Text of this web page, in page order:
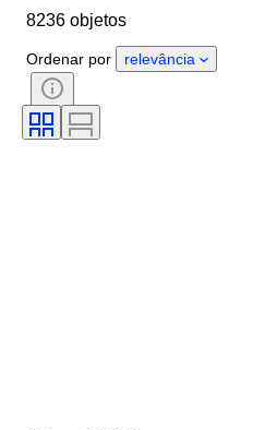
Género
Certificação
Corte
Pureza
Gama de cores
Tamanho no artigo
8236 objetos
Ordenar por relevância